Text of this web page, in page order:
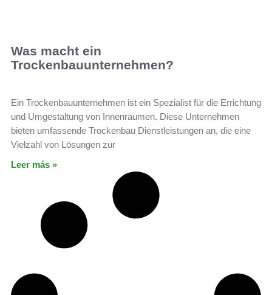
Was macht ein
Trockenbauunternehmen?
Ein Trockenbauunternehmen ist ein Spezialist für die Errichtung
und Umgestaltung von Innenräumen. Diese Unternehmen
bieten umfassende Trockenbau Dienstleistungen an, die eine
Vielzahl von Lösungen zur
Leer más »